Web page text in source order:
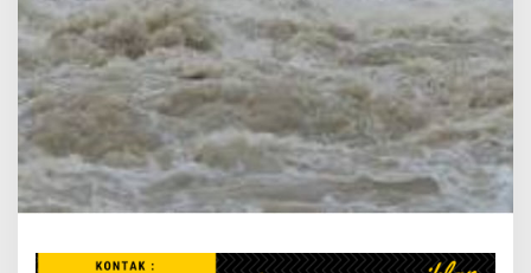
r
R
o
b
M
l
a
n
d
i